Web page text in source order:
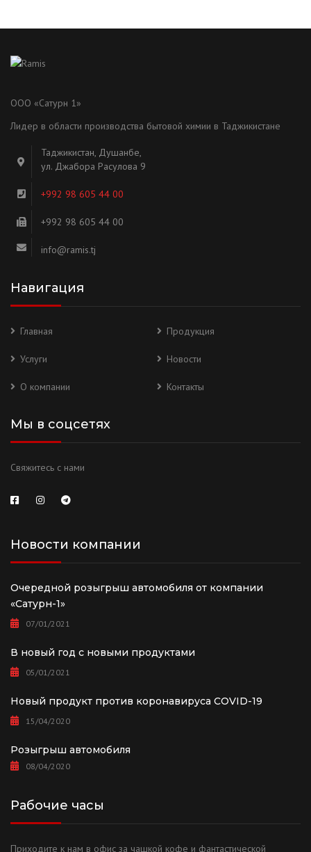
ООО «Сатурн 1»
Лидер в области производства бытовой химии в Таджикистане
Таджикистан, Душанбе,
ул. Джабора Расулова 9
+992 98 605 44 00
+992 98 605 44 00
info@ramis.tj
Навигация
Главная Продукция
Услуги Новости
О компании Контакты
Мы в соцсетях
Свяжитесь с нами
Новости компании
Очередной розыгрыш автомобиля от компании
«Сатурн-1»
07/01/2021
В новый год с новыми продуктами
05/01/2021
Новый продукт против коронавируса COVID-19
15/04/2020
Розыгрыш автомобиля
08/04/2020
Рабочие часы
Приходите к нам в офис за чашкой кофе и фантастической